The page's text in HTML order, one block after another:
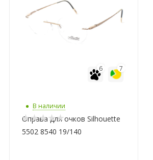
7
6
В наличии
Оправа для очков Silhouette
5502 8540 19/140